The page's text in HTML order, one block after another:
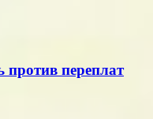
переплат